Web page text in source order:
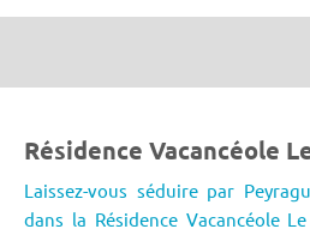
Résidence Vacancéole
Laissez-vous séduire par
dans la Résidence Vacancéole